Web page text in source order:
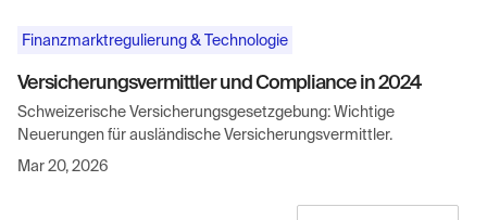
Finanzmarktregulierung & Technologie
Versicherungsvermittler und Compliance in 2024
Schweizerische Versicherungsgesetzgebung: Wichtige
Neuerungen für ausländische Versicherungsvermittler.
Mar 20, 2026